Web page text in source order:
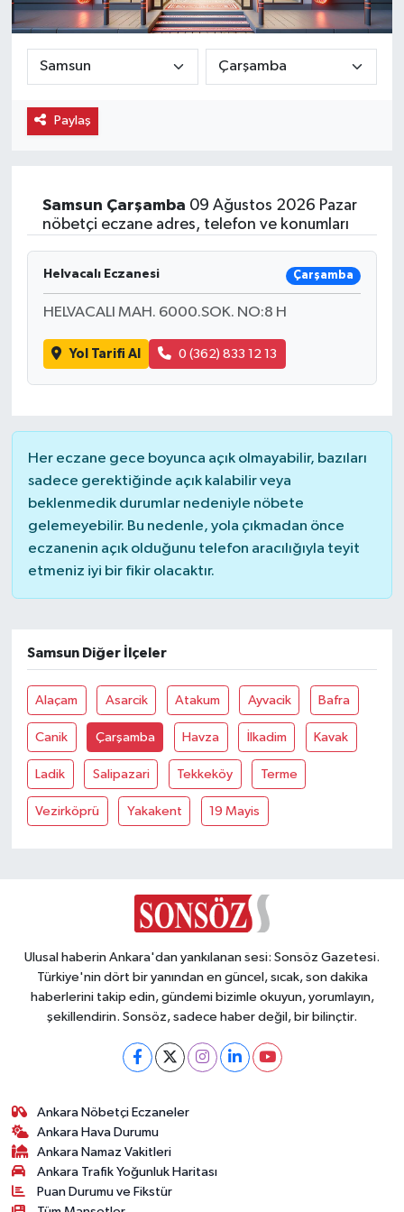
Paylaş
Samsun Çarşamba 09 Ağustos 2026 Pazar
nöbetçi eczane adres, telefon ve konumları
Helvacalı Eczanesi Çarşamba
HELVACALI MAH. 6000.SOK. NO:8 H
Yol Tarifi Al 0 (362) 833 12 13
Her eczane gece boyunca açık olmayabilir, bazıları
sadece gerektiğinde açık kalabilir veya
beklenmedik durumlar nedeniyle nöbete
gelemeyebilir. Bu nedenle, yola çıkmadan önce
eczanenin açık olduğunu telefon aracılığıyla teyit
etmeniz iyi bir fikir olacaktır.
Samsun Diğer İlçeler
Alaçam Asarcik Atakum Ayvacik Bafra
Canik Çarşamba Havza İlkadim Kavak
Ladik Salipazari Tekkeköy Terme
Vezirköprü Yakakent 19 Mayis
Ulusal haberin Ankara'dan yankılanan sesi: Sonsöz Gazetesi.
Türkiye'nin dört bir yanından en güncel, sıcak, son dakika
haberlerini takip edin, gündemi bizimle okuyun, yorumlayın,
şekillendirin. Sonsöz, sadece haber değil, bir bilinçtir.
Ankara Nöbetçi Eczaneler
Ankara Hava Durumu
Ankara Namaz Vakitleri
Ankara Trafik Yoğunluk Haritası
Puan Durumu ve Fikstür
Ekonomi
Emlak
Gurme
İlçe Haberleri
Keşfet
Resmi İlanlar
Sağlık
Sonsöz Özel
Spor
Vasıta